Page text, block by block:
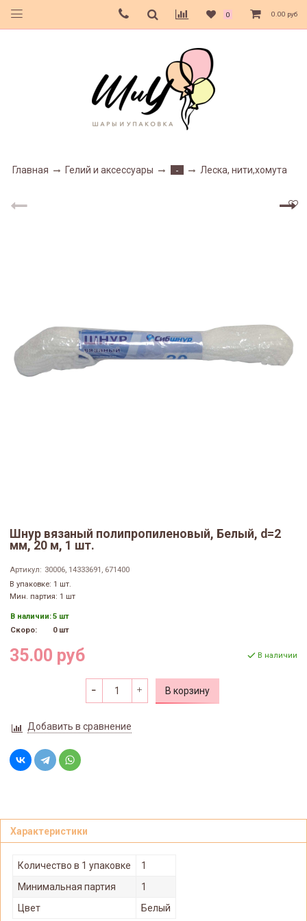
0 0.00 руб
Главная Гелий и аксессуары - Леска, нити,хомута
Шнур вязаный полипропиленовый, Белый, d=2
мм, 20 м, 1 шт.
Артикул: 30006, 14333691, 671400
В упаковке: 1 шт.
Мин. партия: 1 шт
В наличии:5 шт
Скоро:
0 шт
35.00 руб В наличии
В корзину
Добавить в сравнение
Характеристики
Количество в 1 упаковке
1
Минимальная партия
1
Цвет
Белый